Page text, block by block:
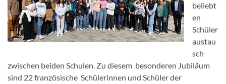
beliebt
en
Schüler
austau
sch
zwischen beiden Schulen. Zu diesem besonderen Jubiläum
sind 22 französische Schülerinnen und Schüler der